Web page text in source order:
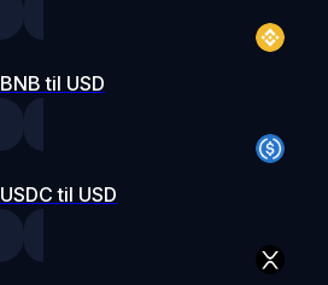
BNB til USD
USDC til USD